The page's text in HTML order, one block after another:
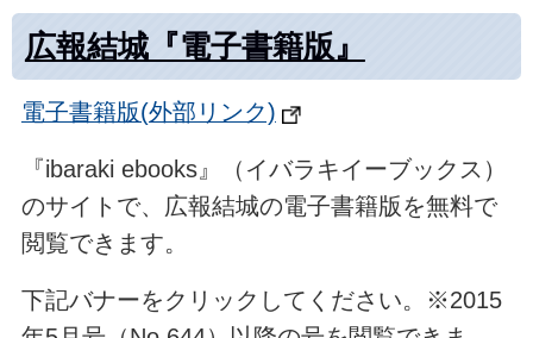
広報結城『電子書籍版』
電子書籍版(外部リンク)
『ibaraki ebooks』（イバラキイーブックス）
のサイトで、広報結城の電子書籍版を無料で
閲覧できます。
下記バナーをクリックしてください。※2015